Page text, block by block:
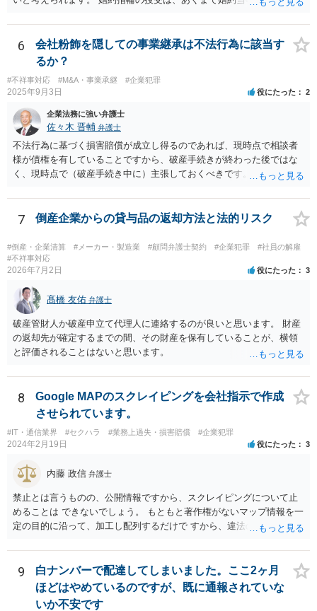
ます。ご不安な気持ちを解消するために、法律事務所にご相談に赴く
ことを検討されても良いでしょう。
貴社は、その贈与契約の当事者ではありません。したがって、仮に女
性が返金義務を負う場合であっても、貴社が返金義務を負う法的根拠
は見当たりません。 また、国際結婚の仲介契約に関する裁判例では、
会員の個人的な理由による破談で追加的に発生した費用は会員自身が
負担すべきであり、仲介業者に責任がない限り、成婚料の支払いを拒
絶することはできないと判断されています。この裁判例は、仲介業者
の責任範囲が、会員間の個人的な問題とは切り離して考えられること
を示唆しており、本件でも同様に、指輪の返還が貴社の責任範囲外の
問題であると主張する上で参考になります。 2. 今後の対応について
相手方代理人に対し、内容証明郵便などで書面にて貴社の見解を明確
に伝えることが重要です。その書面には、以下の内容を盛り込むこと
が考えられます。 成婚料について: 円満な解決を優先する観点から、
経営判断として返金に応じる意向であることを伝える（ただし、法的
には上記の裁判例のように、貴社に返金義務は無いと判断される可能
性が高いと思われます。）。 指輪代金について: 前述の通り、男性会
ないことを、法的根拠と共に冷静に主張する。 「刑事訴訟」との主張
に対して: 本件は、契約の履行や返金を巡る民事上の紛争であり、貴社
があったとは考えにくく、刑事事件として立件される可能性は極めて
低いと思われます。 3. 警察からの連絡について 警察は「民事不介
入」を原則としており、契約トラブルなどの個人間の紛争に介入する
ことはありません。しかし、事件性があるかどうかを判断するため
に、関係者から事情を聴くことがあります。その場合には誠実な事実
6
会社粉飾を隠しての事業継承は不法行為に該当す
るか？
#不祥事対応 #M&A・事業承継 #企業犯罪
2025年9月3日 役にたった 2
企業法務に強い弁護士
佐々木 晋輔 弁護士
不法行為に基づく損害賠償が成立し得るのであれば、現時点で相談者
様が債権を有していることですから、破産手続きが終わった後ではな
く、現時点で（破産手続き中に）主張しておくべきです。 また、「会
という点について、破産する親会社から子会社に対して何らかの請求
の余地があるかもしれませんので、裁判所（破産管財人）に具体的な
状況を説明しておくべきだと思います。 上記に関しては、相談者様か
ら破産を依頼している申立代理人に説明し、申立代理人から裁判所
（破産管財人）に説明してもらうのが通常の流れです。 申立代理人は
先代社長と関係があるとのことですが、すくなくとも相談者様から申
立代理人にしっかりと伝えて、申立代理人がどう対応するのか確認し
ておいたほうがいいと思います。
7 倒産企業からの貸与品の返却方法と法的リスク
#倒産・企業清算 #メーカー・製造業 #顧問弁護士契約 #企業犯罪
#社員の解雇
#不祥事対応
2026年7月2日 役にたった 3
髙橋 友佑 弁護士
破産管財人か破産申立て代理人に連絡するのが良いと思います。 財産
の返却先が確定するまでの間、その財産を保有していることが、横領
と評価されることはないと思います。
8
Google MAPのスクレイピングを会社指示で作成
させられています。
#IT・通信業界 #セクハラ #業務上過失・損害賠償 #企業犯罪
2024年2月19日 役にたった 3
内藤 政信 弁護士
禁止とは言うものの、公開情報ですから、スクレイピングについて止
めることは できないでしょう。 もともと著作権がないマップ情報を一
定の目的に沿って、加工し配列するだけで すから、違法の問題は生じ
した会社ですね。（私見）
9
白ナンバーで配達してしまいました。ここ2ヶ月
ほどはやめているのですが、既に通報されていな
いか不安です